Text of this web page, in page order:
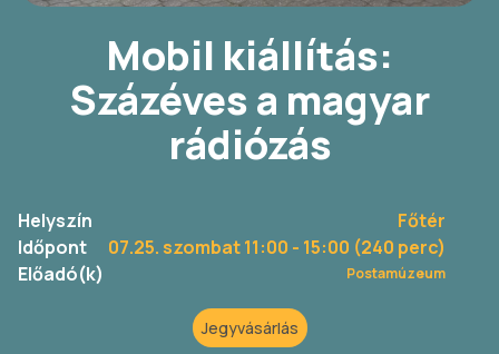
Mobil kiállítás:
Százéves a magyar
rádiózás
Helyszín
Főtér
Időpont
07.25. szombat 11:00 - 15:00 (240 perc)
Előadó(k)
Postamúzeum
Jegyvásárlás